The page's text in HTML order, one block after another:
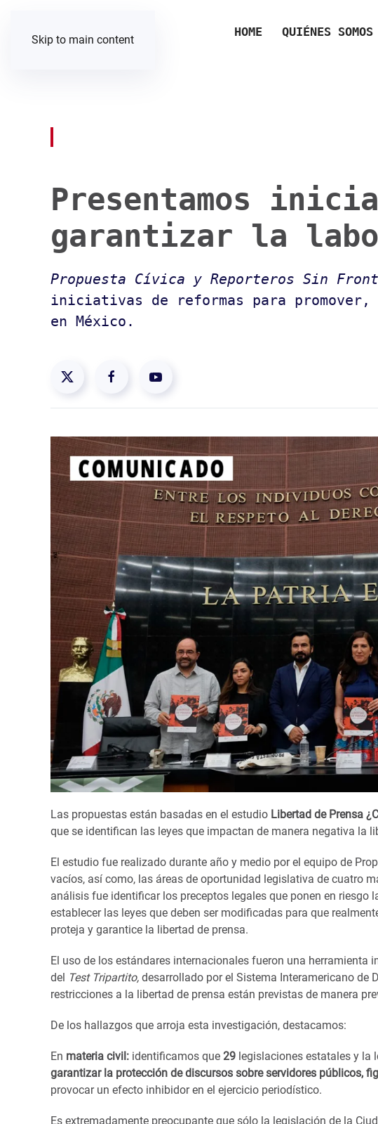
Skip to main content
HOME QUIÉNES SOMOS
Presentamos
garantizar la
Propuesta Cívica y Reporteros Sin
iniciativas de reformas para
en México.
Las propuestas están basadas en el estudio Libertad de Prensa
que se identifican las leyes que impactan de manera negativa la
El estudio fue realizado durante año y medio por el equipo de
vacíos, así como, las áreas de oportunidad legislativa de cuatro
análisis fue identificar los preceptos legales que ponen en riesgo
establecer las leyes que deben ser modificadas para que
proteja y garantice la libertad de prensa.
El uso de los estándares internacionales fueron una herramienta
del Test Tripartito, desarrollado por el Sistema Interamericano de
restricciones a la libertad de prensa están previstas de manera
De los hallazgos que arroja esta investigación, destacamos:
En materia civil: identificamos que 29 legislaciones estatales y la
garantizar la protección de discursos sobre servidores públicos,
provocar un efecto inhibidor en el ejercicio periodístico.
Es extremadamente preocupante que sólo la legislación de la